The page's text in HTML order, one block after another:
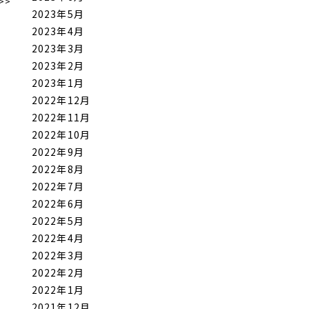
2023年5月
2023年4月
2023年3月
2023年2月
2023年1月
2022年12月
2022年11月
2022年10月
2022年9月
2022年8月
2022年7月
2022年6月
2022年5月
2022年4月
2022年3月
2022年2月
2022年1月